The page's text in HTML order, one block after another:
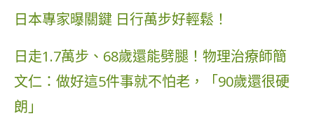
日本專家曝關鍵 日行萬步好輕鬆！
日走1.7萬步、68歲還能劈腿！物理治療師簡
文仁：做好這5件事就不怕老，「90歲還很硬
朗」